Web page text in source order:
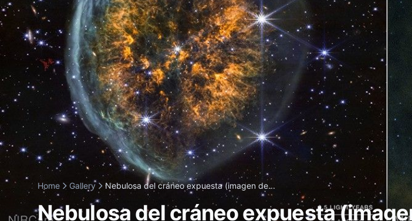
Home Gallery Nebulosa del cráneo expuesta (imagen de...
Nebulosa del cráneo expuesta